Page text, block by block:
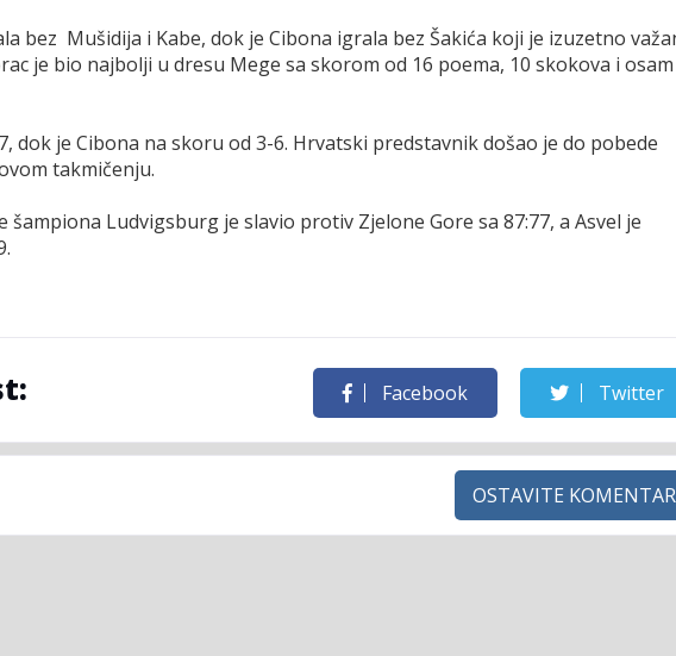
bez Mušidija i Kabe, dok je Cibona igrala bez Šakića koji je izuzetno
je bio najbolji u dresu Mege sa skorom od 16 poema, 10 skokova i osam
dok je Cibona na skoru od 3-6. Hrvatski predstavnik došao je do pobede
takmičenju.
šampiona Ludvigsburg je slavio protiv Zjelone Gore sa 87:77, a Asvel je
Facebook Twitter
OSTAVITE KOMENTAR